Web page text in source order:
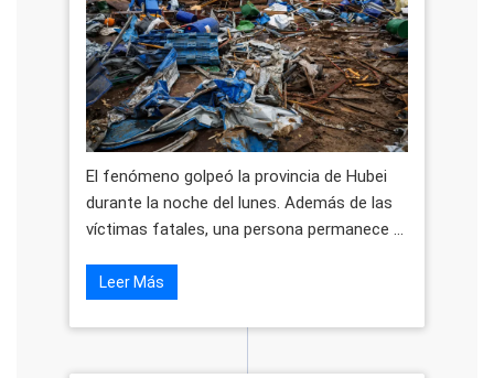
El fenómeno golpeó la provincia de Hubei
durante la noche del lunes. Además de las
víctimas fatales, una persona permanece ...
Leer Más